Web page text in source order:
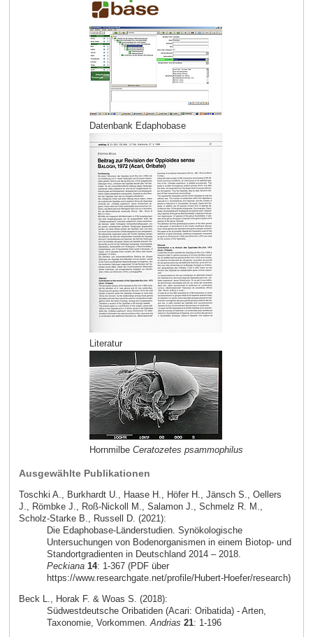
Datenbank Edaphobase
Literatur
Hornmilbe Ceratozetes psammophilus
Ausgewählte Publikationen
Toschki A., Burkhardt U., Haase H., Höfer H., Jänsch S., Oellers
J., Römbke J., Roß-Nickoll M., Salamon J., Schmelz R. M.,
Scholz-Starke B., Russell D. (2021):
Die Edaphobase-Länderstudien. Synökologische
Untersuchungen von Bodenorganismen in einem Biotop- und
Standortgradienten in Deutschland 2014 – 2018.
Peckiana 14: 1-367 (PDF über
https://www.researchgate.net/profile/Hubert-Hoefer/research)
Beck L., Horak F. & Woas S. (2018):
Südwestdeutsche Oribatiden (Acari: Oribatida) - Arten,
Taxonomie, Vorkommen. Andrias 21: 1-196